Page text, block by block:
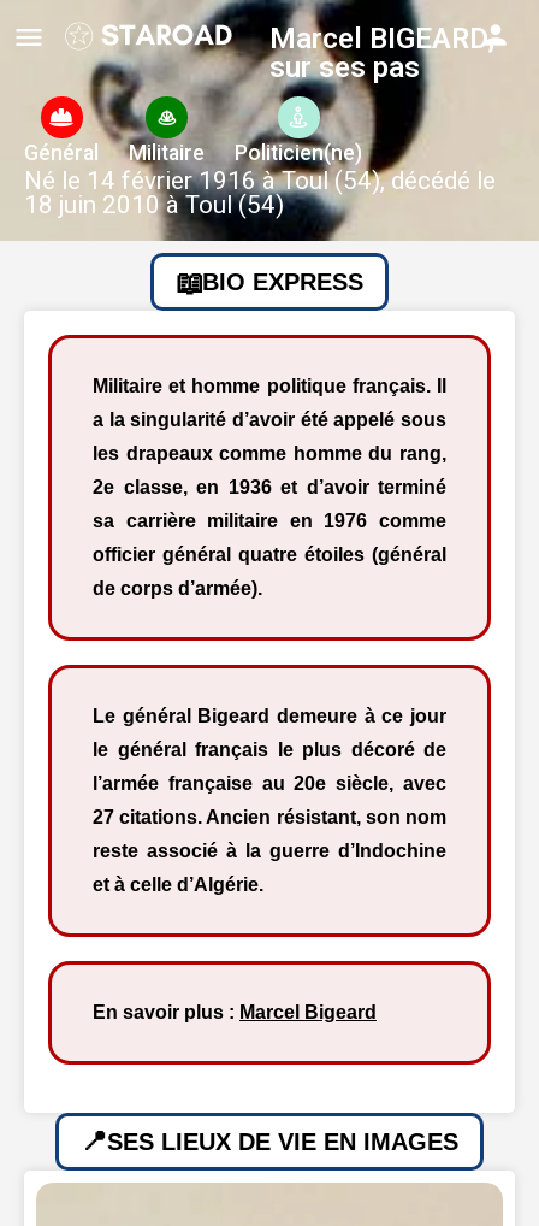
Marcel BIGEARD,
sur ses pas
Général Militaire Politicien(ne)
Né le 14 février 1916 à Toul (54), décédé le
18 juin 2010 à Toul (54)
BIO EXPRESS
Militaire et homme politique français. Il
a la singularité d’avoir été appelé sous
les drapeaux comme homme du rang,
2e classe, en 1936 et d’avoir terminé
sa carrière militaire en 1976 comme
officier général quatre étoiles (général
de corps d’armée).
Le général Bigeard demeure à ce jour
le général français le plus décoré de
l’armée française au 20e siècle, avec
27 citations. Ancien résistant, son nom
reste associé à la guerre d’Indochine
et à celle d’Algérie.
En savoir plus : Marcel Bigeard
SES LIEUX DE VIE EN IMAGES